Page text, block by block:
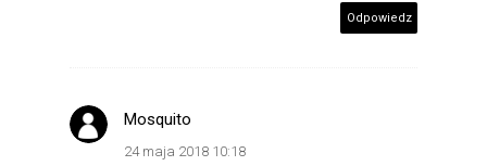
Odpowiedz
Mosquito
24 maja 2018 10:18